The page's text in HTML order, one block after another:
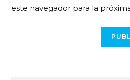
este navegador para la